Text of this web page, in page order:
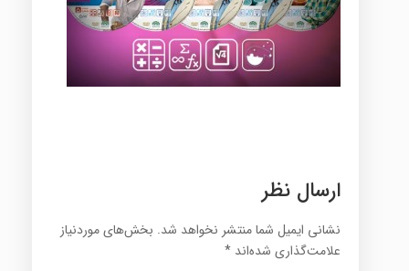
ارسال نظر
نشانی ایمیل شما منتشر نخواهد شد. بخش‌های موردنیاز
علامت‌گذاری شده‌اند *